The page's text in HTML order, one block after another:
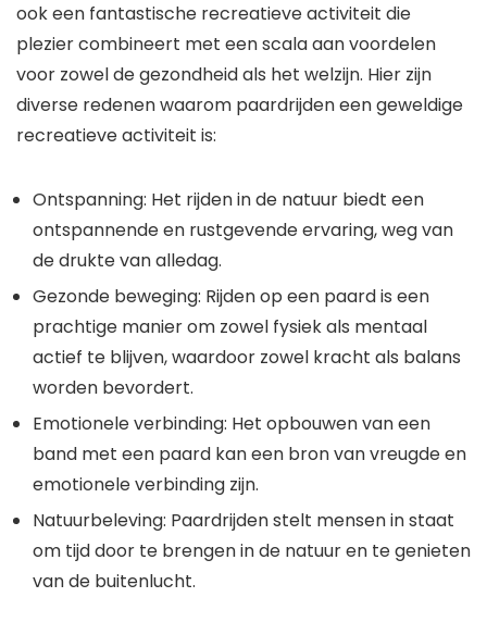
ook een fantastische recreatieve activiteit die
plezier combineert met een scala aan voordelen
voor zowel de gezondheid als het welzijn. Hier zijn
diverse redenen waarom paardrijden een geweldige
recreatieve activiteit is:
Ontspanning: Het rijden in de natuur biedt een
ontspannende en rustgevende ervaring, weg van
de drukte van alledag.
Gezonde beweging: Rijden op een paard is een
prachtige manier om zowel fysiek als mentaal
actief te blijven, waardoor zowel kracht als balans
worden bevordert.
Emotionele verbinding: Het opbouwen van een
band met een paard kan een bron van vreugde en
emotionele verbinding zijn.
Natuurbeleving: Paardrijden stelt mensen in staat
om tijd door te brengen in de natuur en te genieten
van de buitenlucht.